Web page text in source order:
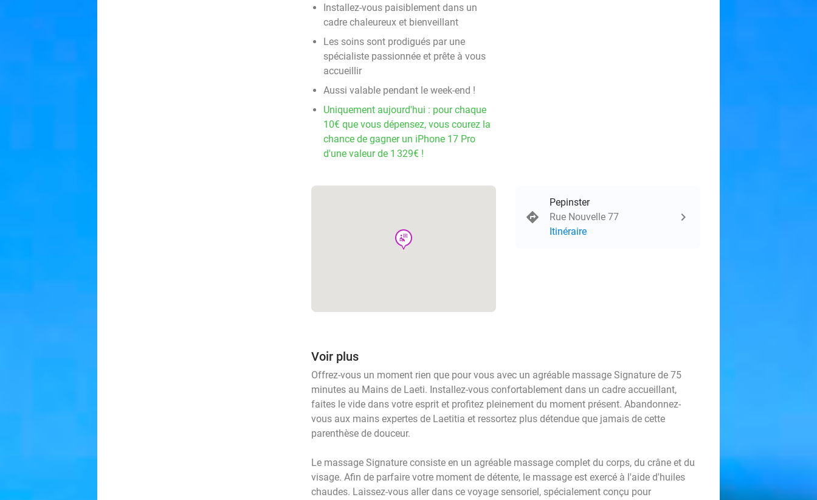
Installez-vous paisiblement dans un
cadre chaleureux et bienveillant
Les soins sont prodigués par une
spécialiste passionnée et prête à vous
accueillir
Aussi valable pendant le week-end !
Uniquement aujourd'hui : pour chaque
10€ que vous dépensez, vous courez la
chance de gagner un iPhone 17 Pro
d'une valeur de 1 329€ !
wellness
Pepinster
Rue Nouvelle 77
Itinéraire
Voir plus
Offrez-vous un moment rien que pour vous avec un agréable massage Signature de 75
minutes au Mains de Laeti. Installez-vous confortablement dans un cadre accueillant,
faites le vide dans votre esprit et profitez pleinement du moment présent. Abandonnez-
vous aux mains expertes de Laetitia et ressortez plus détendue que jamais de cette
parenthèse de douceur.
Le massage Signature consiste en un agréable massage complet du corps, du crâne et du
visage. Afin de parfaire votre moment de détente, le massage est exercé à l'aide d'huiles
chaudes. Laissez-vous aller dans ce voyage sensoriel, spécialement conçu pour